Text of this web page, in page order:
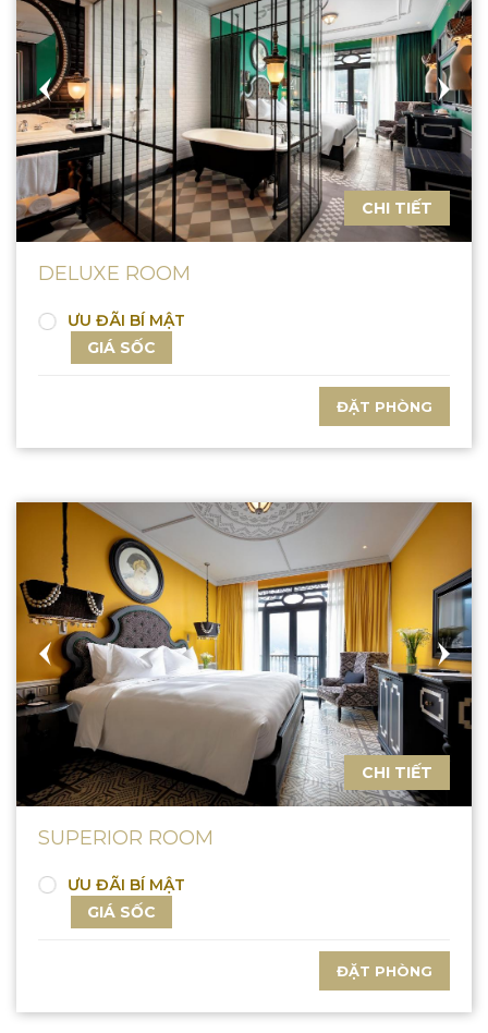
CHI TIẾT
DELUXE ROOM
ƯU ĐÃI BÍ MẬT
GIÁ SỐC
ĐẶT PHÒNG
CHI TIẾT
SUPERIOR ROOM
ƯU ĐÃI BÍ MẬT
GIÁ SỐC
ĐẶT PHÒNG